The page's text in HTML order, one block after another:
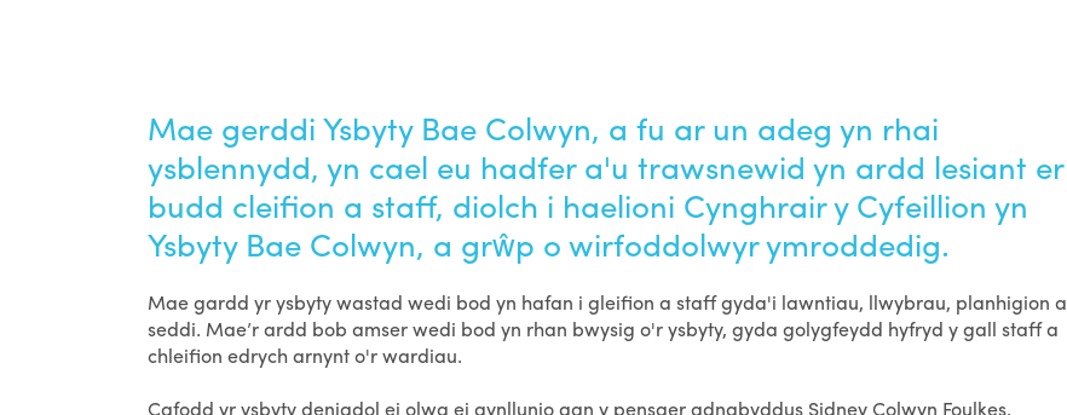
Mae gerddi Ysbyty Bae Colwyn, a fu ar un adeg yn rhai
ysblennydd, yn cael eu hadfer a'u trawsnewid yn ardd lesiant er
budd cleifion a staff, diolch i haelioni Cynghrair y Cyfeillion yn
Ysbyty Bae Colwyn, a grŵp o wirfoddolwyr ymroddedig.
Mae gardd yr ysbyty wastad wedi bod yn hafan i gleifion a staff gyda'i lawntiau, llwybrau, planhigion a
seddi. Mae’r ardd bob amser wedi bod yn rhan bwysig o'r ysbyty, gyda golygfeydd hyfryd y gall staff a
chleifion edrych arnynt o'r wardiau.
Cafodd yr ysbyty deniadol ei olwg ei gynllunio gan y pensaer adnabyddus Sidney Colwyn Foulkes.